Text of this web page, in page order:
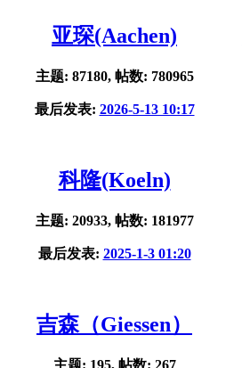
亚琛(Aachen)
主题: 87180, 帖数: 780965
最后发表: 2026-5-13 10:17
科隆(Koeln)
主题: 20933, 帖数: 181977
最后发表: 2025-1-3 01:20
吉森（Giessen）
主题: 195, 帖数: 267